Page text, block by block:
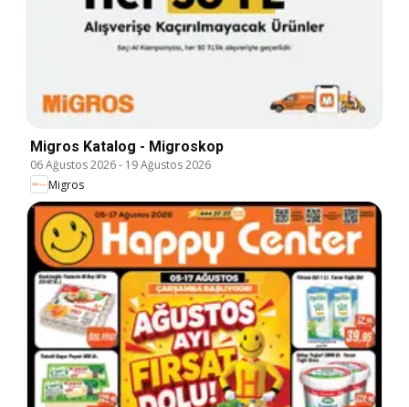
Migros Katalog - Migroskop
06 Ağustos 2026- 19 Ağustos 2026
Migros